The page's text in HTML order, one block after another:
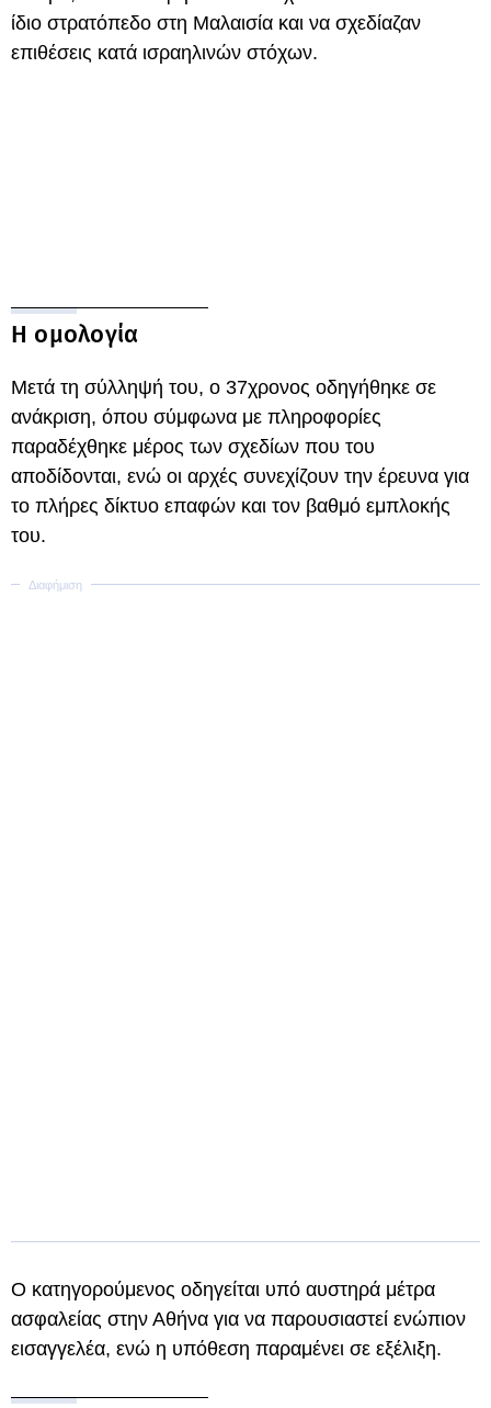
ίδιο στρατόπεδο στη Μαλαισία και να σχεδίαζαν
επιθέσεις κατά ισραηλινών στόχων.
Η ομολογία
Μετά τη σύλληψή του, ο 37χρονος οδηγήθηκε σε
ανάκριση, όπου σύμφωνα με πληροφορίες
παραδέχθηκε μέρος των σχεδίων που του
αποδίδονται, ενώ οι αρχές συνεχίζουν την έρευνα για
το πλήρες δίκτυο επαφών και τον βαθμό εμπλοκής
του.
Ο κατηγορούμενος οδηγείται υπό αυστηρά μέτρα
ασφαλείας στην Αθήνα για να παρουσιαστεί ενώπιον
εισαγγελέα, ενώ η υπόθεση παραμένει σε εξέλιξη.